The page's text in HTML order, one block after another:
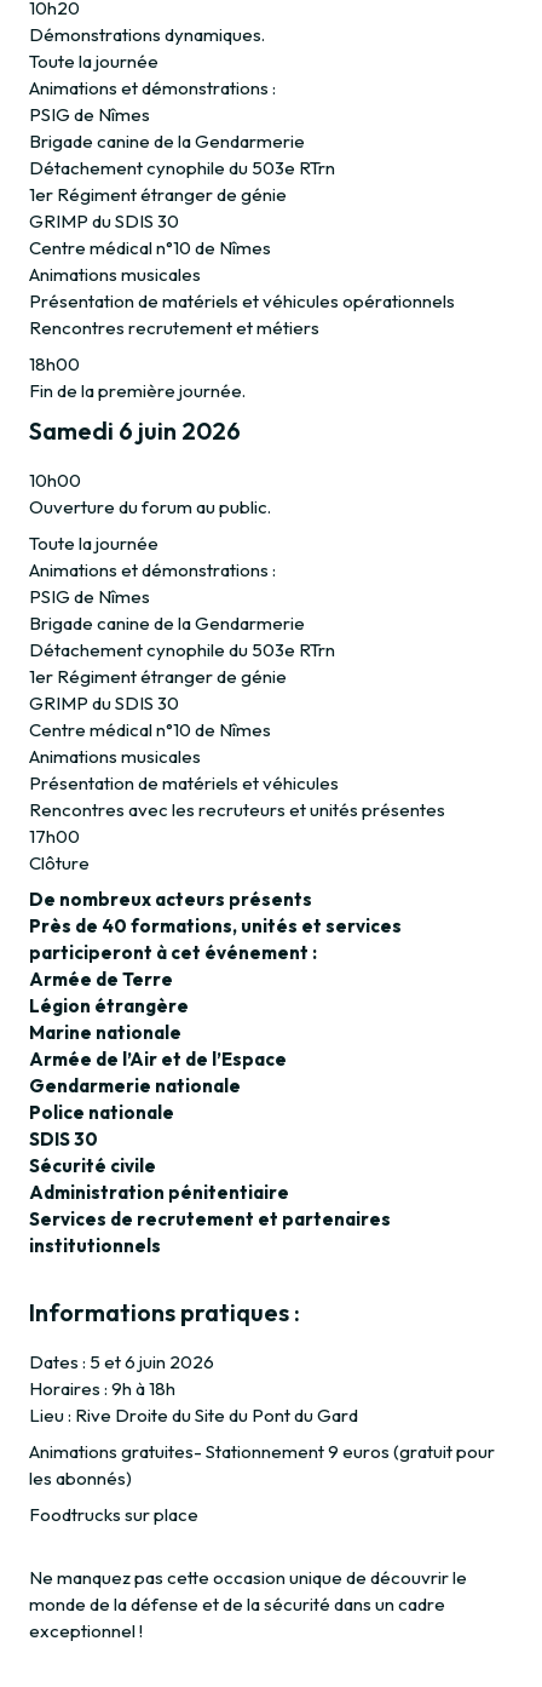
10h20
Démonstrations dynamiques.
Toute la journée
Animations et démonstrations :
PSIG de Nîmes
Brigade canine de la Gendarmerie
Détachement cynophile du 503e RTrn
1er Régiment étranger de génie
GRIMP du SDIS 30
Centre médical n°10 de Nîmes
Animations musicales
Présentation de matériels et véhicules opérationnels
Rencontres recrutement et métiers
18h00
Fin de la première journée.
Samedi 6 juin 2026
10h00
Ouverture du forum au public.
Toute la journée
Animations et démonstrations :
PSIG de Nîmes
Brigade canine de la Gendarmerie
Détachement cynophile du 503e RTrn
1er Régiment étranger de génie
GRIMP du SDIS 30
Centre médical n°10 de Nîmes
Animations musicales
Présentation de matériels et véhicules
Rencontres avec les recruteurs et unités présentes
17h00
Clôture
De nombreux acteurs présents
Près de 40 formations, unités et services
participeront à cet événement :
Armée de Terre
Légion étrangère
Marine nationale
Armée de l’Air et de l’Espace
Gendarmerie nationale
Police nationale
SDIS 30
Sécurité civile
Administration pénitentiaire
Services de recrutement et partenaires
institutionnels
Informations pratiques :
Dates : 5 et 6 juin 2026
Horaires : 9h à 18h
Lieu : Rive Droite du Site du Pont du Gard
Animations gratuites- Stationnement 9 euros (gratuit pour
les abonnés)
Foodtrucks sur place
Ne manquez pas cette occasion unique de découvrir le
monde de la défense et de la sécurité dans un cadre
exceptionnel !